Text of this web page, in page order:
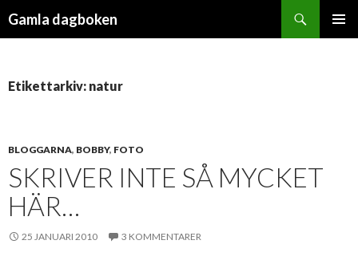
Gamla dagboken
Etikettarkiv: natur
BLOGGARNA, BOBBY, FOTO
SKRIVER INTE SÅ MYCKET
HÄR…
25 JANUARI 2010 3 KOMMENTARER